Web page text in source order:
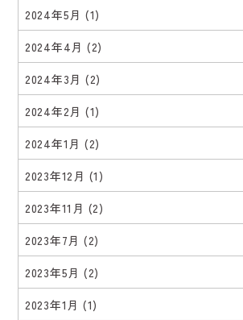
2024年5月 (1)
2024年4月 (2)
2024年3月 (2)
2024年2月 (1)
2024年1月 (2)
2023年12月 (1)
2023年11月 (2)
2023年7月 (2)
2023年5月 (2)
2023年1月 (1)